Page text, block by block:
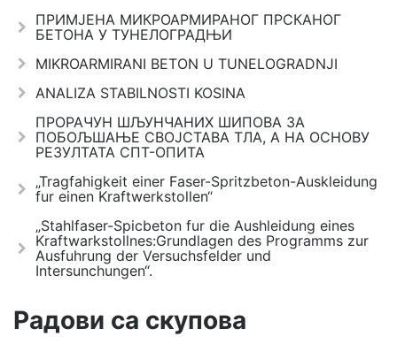
ПРИМЈЕНА МИКРОАРМИРАНОГ ПРСКАНОГ
БЕТОНА У ТУНЕЛОГРАДЊИ
MIKROARMIRANI BETON U TUNELOGRADNJI
ANALIZA STABILNOSTI KOSINA
ПРОРАЧУН ШЉУНЧАНИХ ШИПОВА ЗА
ПОБОЉШАЊЕ СВОЈСТАВА ТЛА, А НА ОСНОВУ
РЕЗУЛТАТА СПТ-ОПИТА
„Tragfahigkeit einer Faser-Spritzbeton-Auskleidung
fur einen Kraftwerkstollen“
„Stahlfaser-Spicbeton fur die Aushleidung eines
Kraftwarkstollnes:Grundlagen des Programms zur
Ausfuhrung der Versuchsfelder und
Intersunchungen“.
Радови са скупова